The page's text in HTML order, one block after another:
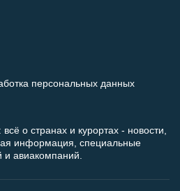
персональных данных
о странах и курортах - новости,
информация, специальные
авиакомпаний.